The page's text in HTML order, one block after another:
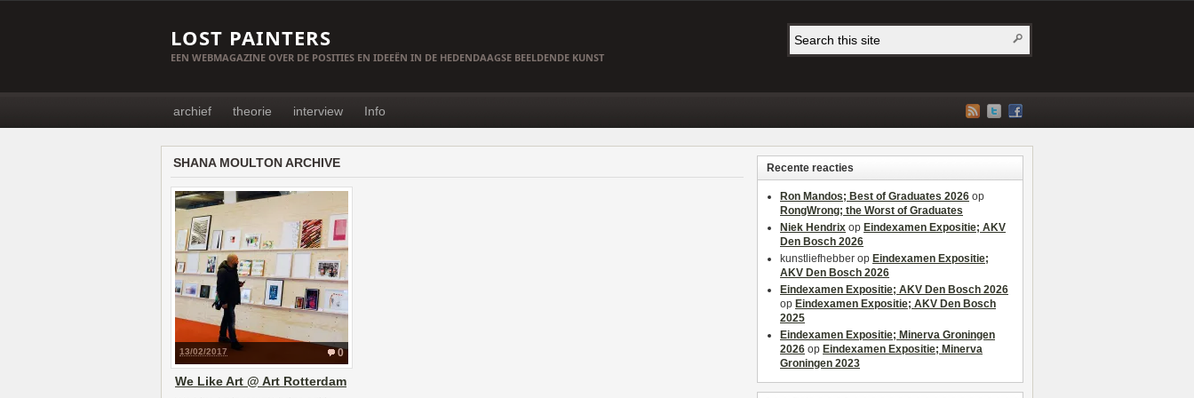
LOST PAINTERS
EEN WEBMAGAZINE OVER DE POSITIES EN IDEEËN IN DE HEDENDAAGSE BEELDENDE KUNST
archief theorie interview Info
SHANA MOULTON ARCHIVE
0
13/02/2017
We Like Art @ Art Rotterdam
Recente reacties
Ron Mandos; Best of Graduates 2026 op
RongWrong; the Worst of Graduates
Niek Hendrix op Eindexamen Expositie; AKV
Den Bosch 2026
kunstliefhebber op Eindexamen Expositie;
AKV Den Bosch 2026
Eindexamen Expositie; AKV Den Bosch 2026
op Eindexamen Expositie; AKV Den Bosch
2025
Eindexamen Expositie; Minerva Groningen
2026 op Eindexamen Expositie; Minerva
Groningen 2023